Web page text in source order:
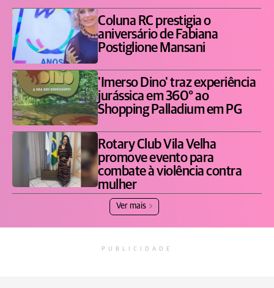
Coluna RC prestigia o
aniversário de Fabiana
Postiglione Mansani
'Imerso Dino' traz experiência
jurássica em 360° ao
Shopping Palladium em PG
Rotary Club Vila Velha
promove evento para
combate à violência contra
mulher
Ver mais
PUBLICIDADE